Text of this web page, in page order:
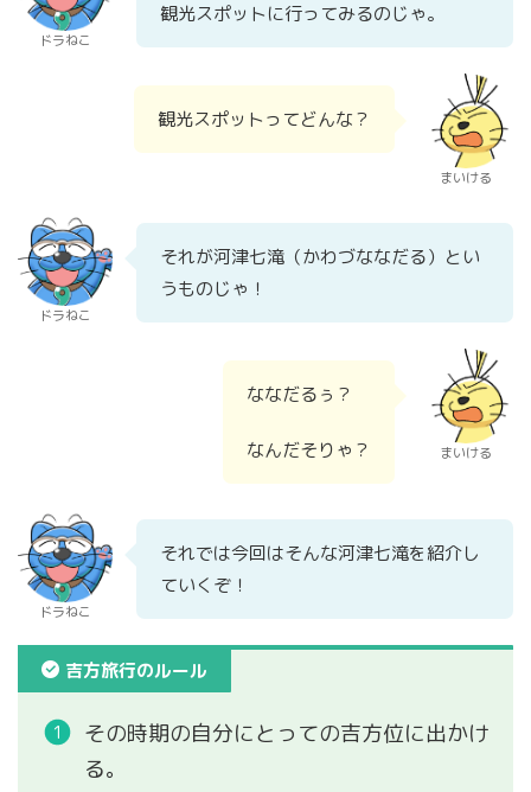
ドラねこ
観光スポットに行ってみるのじゃ。
観光スポットってどんな？
まいける
ドラねこ
それが河津七滝（かわづななだる）とい
うものじゃ！
ななだるぅ？
なんだそりゃ？ まいける
ドラねこ
それでは今回はそんな河津七滝を紹介し
ていくぞ！
吉方旅行のルール
その時期の自分にとっての吉方位に出かけ
る。